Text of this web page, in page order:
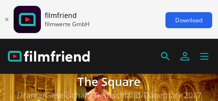
filmfriend
filmwerte GmbH Download
The Square
Drama/Gesellschaft, Deutschland/Dänemark 2017